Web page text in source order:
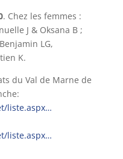
. Chez les femmes :
J & Oksana B ;
LG,
K.
du Val de Marne de
liste.aspx…
liste.aspx…